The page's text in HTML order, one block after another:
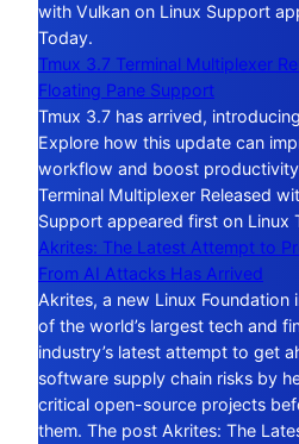
with Vulkan on Linux Support
Today.
Tmux 3.7 Terminal Multiplexer
Floating Pane Support
Tmux 3.7 has arrived,
Explore how this update can
workflow and boost
Terminal Multiplexer Released
Support appeared first on Linux
Akrites: The Latest Attempt to
From AI Attacks Has Arrived
Akrites, a new Linux
of the world’s largest tech and
industry’s latest attempt to get
software supply chain risks by
critical open-source projects
them. The post Akrites: The